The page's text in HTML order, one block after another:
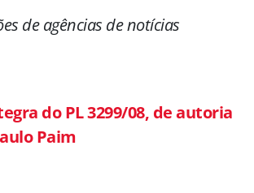
de agências de notícias
do PL 3299/08, de autoria
Paim